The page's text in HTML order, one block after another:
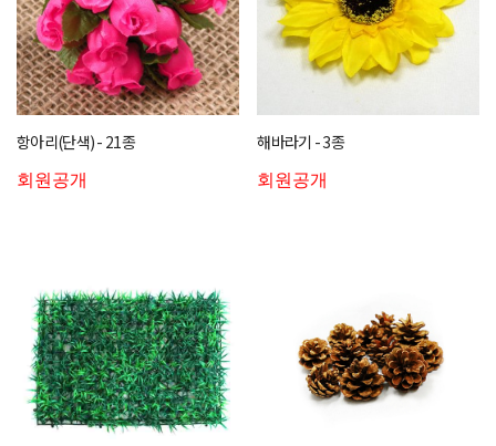
항아리(단색) - 21종
회원공개
해바라기 - 3종
회원공개